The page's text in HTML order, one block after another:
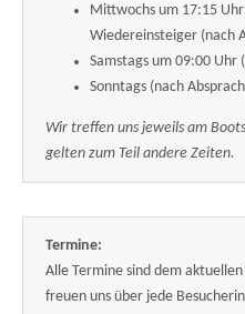
Mittwochs um 17:15
Wiedereinsteiger (nach
Samstags um 09:00 Uhr
Sonntags (nach
Wir treffen uns jeweils am
gelten zum Teil andere Zeiten.
Termine:
Alle Termine sind dem
freuen uns über jede